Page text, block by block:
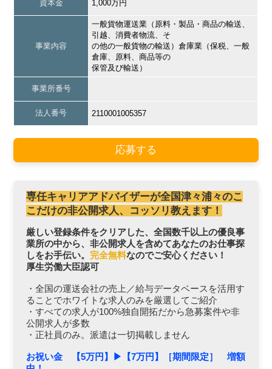
資本金 1,000万円
事業内容
一般貨物運送業（原料・製品・商品の輸送、
引越、消費者物流、そ
の他の一般貨物の輸送）倉庫業（保税、一般
倉庫、原料、商品等の
保管及び輸送）
事業所番号
法人番号 2110001005357
応募する
専任キャリアアドバイザーが全国津々浦々のこ
こだけの非公開求人、コッソリ教えます！
厳しい登録条件をクリアした、全国数千以上の優良事
業所の中から、非公開求人を含めてあなたのお仕事探
しをお手伝い。 完全無料なのでご安心ください！
厚生労働大臣認可
・全国の運送会社の売上／給与データベースを活用す
ることでホワイトな求人のみを厳選してご紹介
・すべての求人が100%独自開拓だから急募案件や非
公開求人が多数
・正社員のみ。派遣は一切掲載しません
お祝い金 【5万円】▶︎【7万円】［期間限定］ 増額